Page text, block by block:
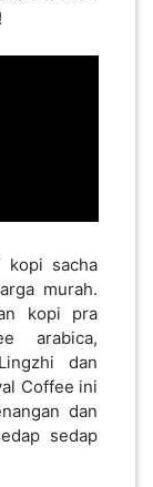
kopi sacha
murah.
kopi pra
arabica,
dan
Coffee ini
dan
sedap